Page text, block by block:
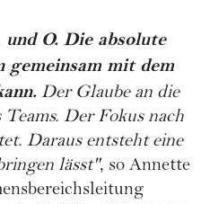
O. Die absolute
gemeinsam mit dem
Der Glaube an die
Teams. Der Fokus nach
Daraus entsteht eine
lässt", so Annette